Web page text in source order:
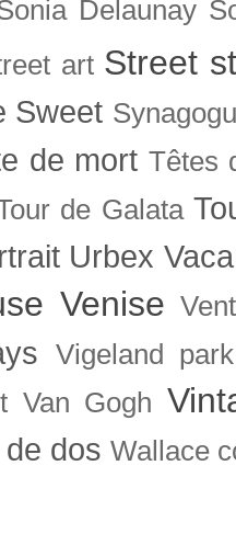
Delaunay
art Street
Sweet
de mort Têtes
de Galata
Urbex
Venise
Vigeland park
Van Gogh
dos Wallace